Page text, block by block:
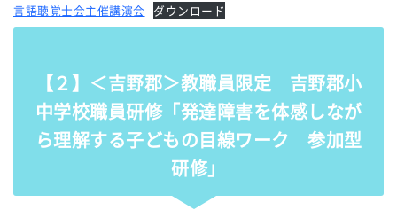
言語聴覚士会主催講演会 ダウンロード
【２】＜吉野郡＞教職員限定 吉野郡小
中学校職員研修「発達障害を体感しなが
ら理解する子どもの目線ワーク 参加型
研修」